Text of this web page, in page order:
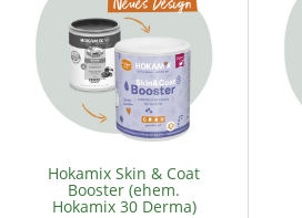
Hokamix Skin & Coat
Booster (ehem.
Hokamix 30 Derma)